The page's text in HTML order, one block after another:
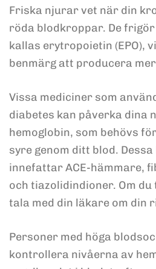
Friska njurar vet när din
röda blodkroppar. De
kallas erytropoietin (EPO),
benmärg att producera
Vissa mediciner som
diabetes kan påverka dina
hemoglobin, som behövs
syre genom ditt blod. Dessa
innefattar ACE-hämmare,
och tiazolidindioner. Om
tala med din läkare om din
Personer med höga
kontrollera nivåerna av